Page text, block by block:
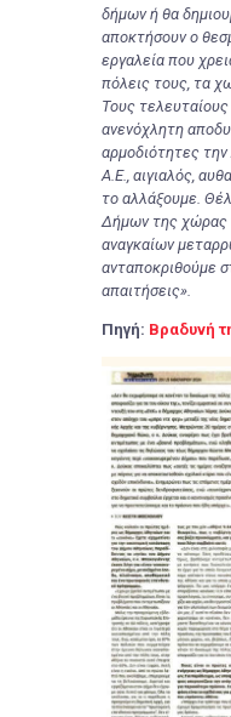
δήμων ή θα
αποκτήσουν ο
εργαλεία που
πόλεις τους, τα
Τους
ανενόχλητη
αρμοδιότητες
Α.Ε., αιγιαλός,
το αλλάξουμε.
Δήμων της χώρας
αναγκαίων
ανταποκριθούμε
απαιτήσεις».
Πηγή: Βραδυνή